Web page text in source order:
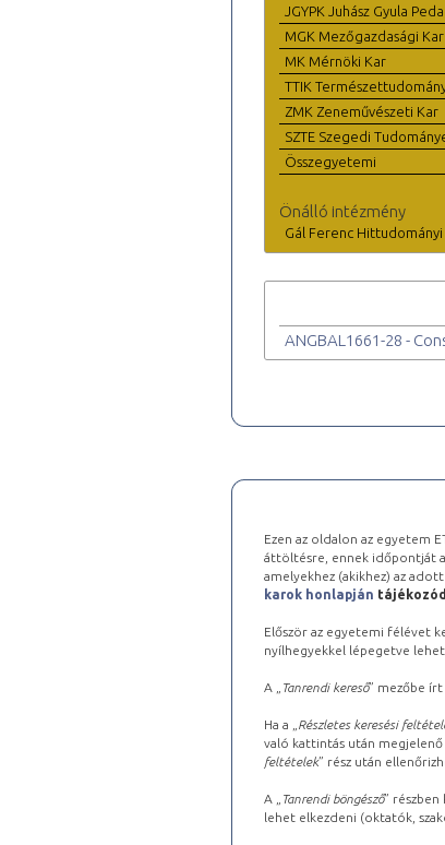
JGYPK Juhász Gyula
MGK Mezőgazdasági Kar
MK Mérnöki Kar
TTIK
ZMK Zeneművészeti Kar
SZTE Szegedi
Összegyetemi
Önálló intézmény
Gál Ferenc Hittudományi
ANGBAL1661-28 -
Ezen az oldalon az egyetem
áttöltésre, ennek időpontját az
amelyekhez (akikhez) az
karok honlapján
Először az egyetemi félévet
nyílhegyekkel lépegetve
A „ Tanrendi kereső” mezőbe
Ha a „ Részletes keresési
való kattintás után
feltételek” rész után
A „ Tanrendi böngésző”
lehet elkezdeni (oktatók,